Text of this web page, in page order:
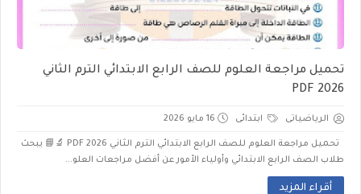
تحميل مراجعة العلوم للصف الرابع الابتدائي الترم الثاني
2026 PDF
الرياضياتى ابتدائى 16 مايو 2026
تحميل مراجعة العلوم للصف الرابع الابتدائي الترم الثاني 2026 PDF 🔬📘 يبحث
طلاب الصف الرابع الابتدائي وأولياء الأمور عن أفضل مراجعات العلو...
أقراء المزيد